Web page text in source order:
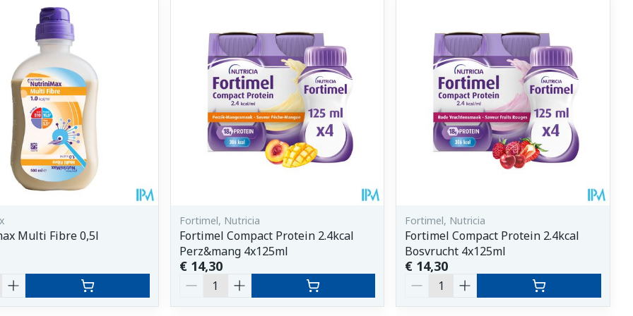
Insectenwerende
middelen
Parfums en
geurproducten
Scheren CBD
Mondmaskers
Multi Fibre 0,5l
Fortimel, Nutricia
Fortimel Compact Protein 2.4kcal
Perz&mang 4x125ml
€ 14,30
Aantal
Fortimel, Nutricia
Fortimel Compact Protein 2.4kcal
Bosvrucht 4x125ml
€ 14,30
Aantal